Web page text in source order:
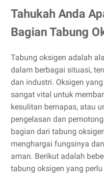
Tahukah Anda
Bagian Tabung
Tabung oksigen adalah
dalam berbagai situasi,
dan industri. Oksigen
sangat vital untuk
kesulitan bernapas, atau
pengelasan dan
bagian dari tabung
menghargai fungsinya
aman. Berikut adalah
tabung oksigen yang